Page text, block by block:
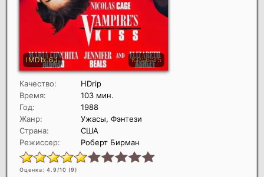
Качество:
HDrip
Время:
103 мин.
Год:
1988
Жанр:
Ужасы, Фэнтези
Страна:
США
Режиссер:
Роберт Бирман
Оценка: 4.9/10 (9)